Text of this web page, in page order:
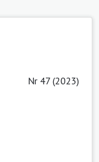
Nr 47 (2023)